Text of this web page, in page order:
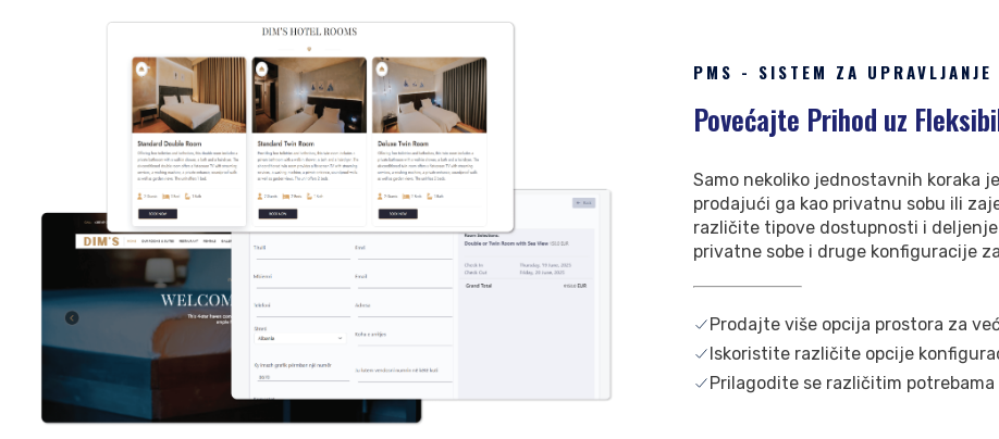
PMS - SISTEM ZA UPRAVLJANJE
Povećajte Prihod uz
Samo nekoliko jednostavnih koraka
prodajući ga kao privatnu sobu ili
različite tipove dostupnosti i
privatne sobe i druge konfiguracije
Prodajte više opcija prostora za
Iskoristite različite opcije
Prilagodite se različitim